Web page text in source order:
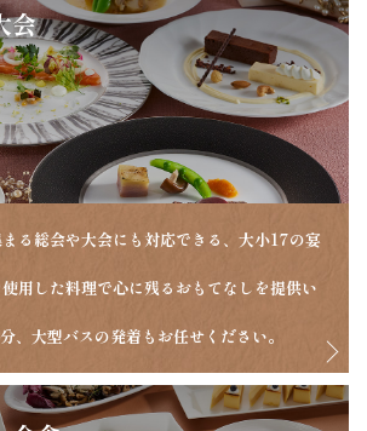
会
る総会や大会にも対応できる、大小17の宴
用した料理で心に残るおもてなしを提供い
、大型バスの発着もお任せください。